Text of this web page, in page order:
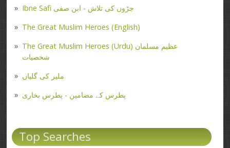
Ibne Safi جڑوں کی تلاش - ابن صفی
The Great Muslim Heroes (English)
The Great Muslim Heroes (Urdu) عظیم مسلمان
شخصیات
ملیر کی گلیاں
پطرس کے مضامین - پطرس بخاری
Top Searches